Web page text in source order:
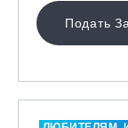
Подать